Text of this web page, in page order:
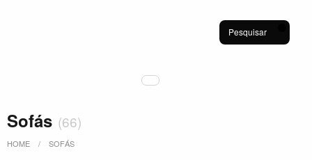
Pesquisar
Sofás (66)
HOME SOFÁS